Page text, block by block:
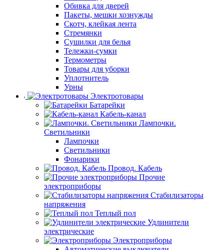
Обивка для дверей
Пакеты, мешки хознужды
Скотч, клейкая лента
Стремянки
Сушилки для белья
Тележки-сумки
Термометры
Товары для уборки
Уплотнитель
Урны
Электротовары
Батарейки
Кабель-канал
Лампочки.
Светильники
Лампочки
Светильники
Фонарики
Провод. Кабель
Прочие
электроприборы
Стабилизаторы
напряжения
Теплый пол
Удлинители
электрические
Электроприборы